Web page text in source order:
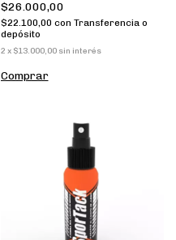
$26.000,00
$22.100,00 con Transferencia o
depósito
2 x $13.000,00 sin interés